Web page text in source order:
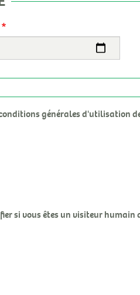
générales d'utilisation
si vous êtes un visiteur